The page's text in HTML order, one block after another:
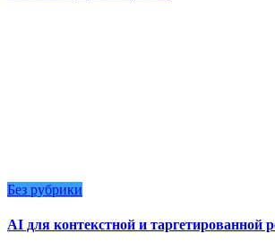
Без рубрики
AI для контекстной и таргетированной